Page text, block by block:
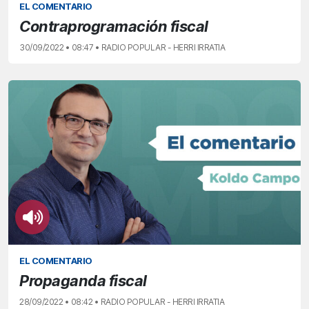
EL COMENTARIO
Contraprogramación fiscal
30/09/2022 • 08:47 • RADIO POPULAR - HERRI IRRATIA
EL COMENTARIO
Propaganda fiscal
28/09/2022 • 08:42 • RADIO POPULAR - HERRI IRRATIA